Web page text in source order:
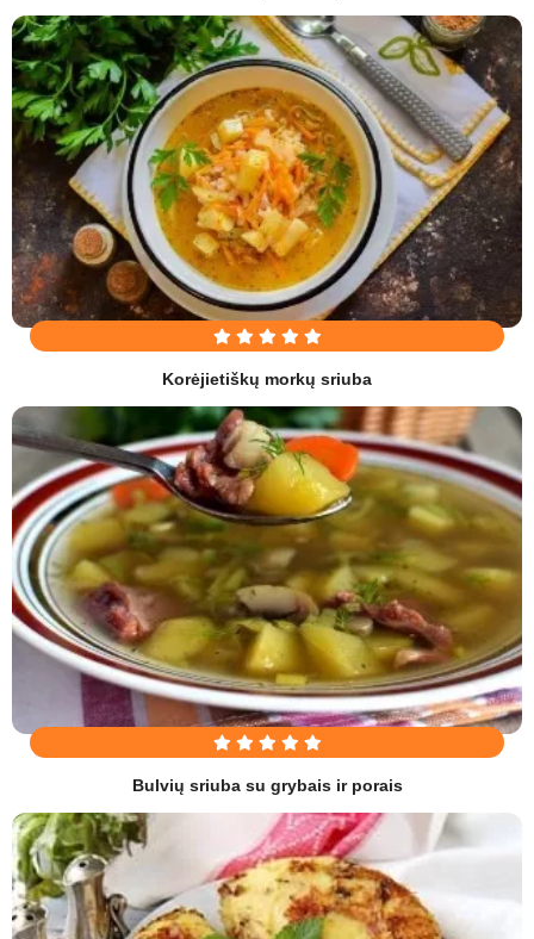
Korėjietiškų morkų sriuba
Bulvių sriuba su grybais ir porais